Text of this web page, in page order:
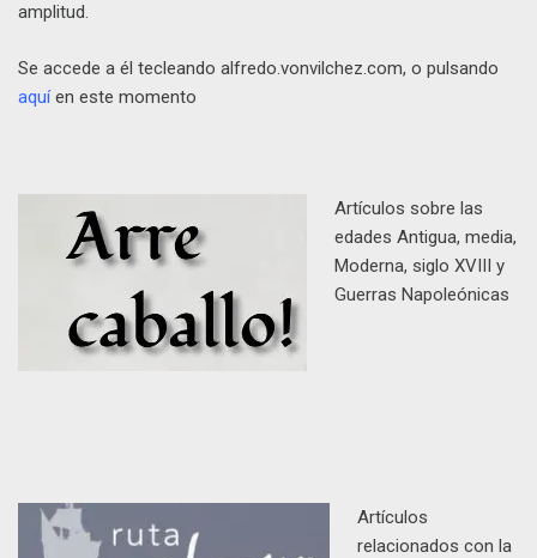
amplitud.
Se accede a él tecleando alfredo.vonvilchez.com, o pulsando
aquíen este momento
Artículos sobre las
edades Antigua, media,
Moderna, siglo XVIII y
Guerras Napoleónicas
Artículos
relacionados con la